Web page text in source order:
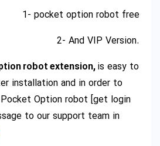
1- pocket option robot free
2- And VIP Version.
robot extension,is easy to
installation and in order to
Option robot [get login
to our support team in